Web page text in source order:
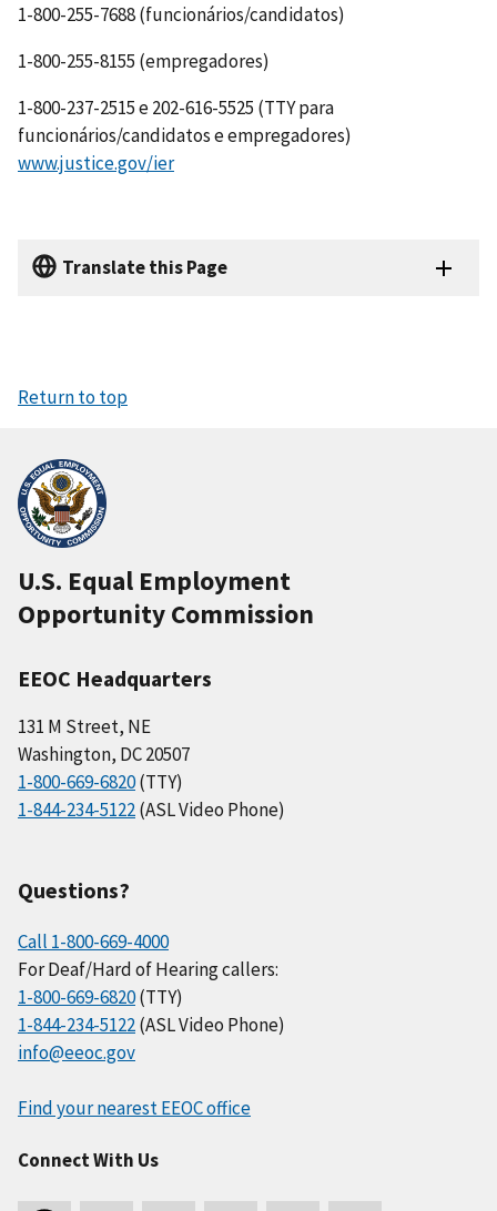
1-800-255-7688 (funcionários/candidatos)
1-800-255-8155 (empregadores)
1-800-237-2515 e 202-616-5525 (TTY para
funcionários/candidatos e empregadores)
www.justice.gov/ier
Translate this Page
Return to top
U.S. Equal Employment
Opportunity Commission
EEOC Headquarters
131 M Street, NE
Washington, DC 20507
1-800-669-6820(TTY)
1-844-234-5122(ASL Video Phone)
Questions?
Call 1-800-669-4000
For Deaf/Hard of Hearing callers:
1-800-669-6820(TTY)
1-844-234-5122(ASL Video Phone)
info@eeoc.gov
Find your nearest EEOC office
Connect With Us